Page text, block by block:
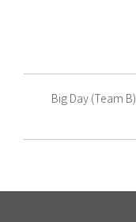
Big Day (Team B)